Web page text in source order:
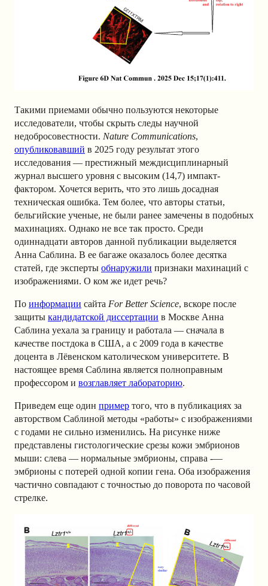
Такими приемами обычно пользуются некоторые
исследователи, чтобы скрыть следы научной
недобросовестности. Nature Communications,
опубликовавший в 2025 году результат этого
исследования — престижный междисциплинарный
журнал высшего уровня с высоким (14,7) импакт-
фактором. Хочется верить, что это лишь досадная
техническая ошибка. Тем более, что авторы статьи,
бельгийские ученые, не были ранее замечены в подобных
махинациях. Однако не все так просто. Среди
одиннадцати авторов данной публикации выделяется
Анна Саблина. В ее багаже оказалось более десятка
статей, где эксперты обнаружили признаки махинаций с
изображениями. О ком же идет речь?
По информации сайта For Better Science, вскоре после
защиты кандидатской диссертации в Москве Анна
Саблина уехала за границу и работала — сначала в
качестве постдока в США, а с 2009 года в качестве
доцента в Лёвенском католическом университете. В
настоящее время Саблина является полноправным
профессором и возглавляет лабораторию.
Приведем еще один пример того, что в публикациях за
авторством Саблиной методы «работы» с изображениями
с годами не сильно изменились. На рисунке ниже
представлены гистологические срезы кожи эмбрионов
мыши: слева — нормальные эмбрионы, справа -—
эмбрионы с потерей одной копии гена. Оба изображения
частично совпадают с точностью до поворота по часовой
стрелке.